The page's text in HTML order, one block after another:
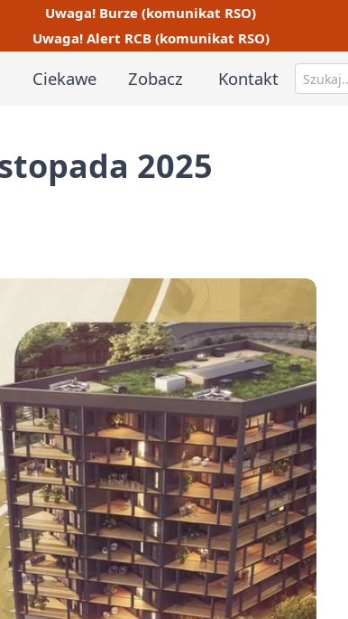
Uwaga! Burze (komunikat RSO)
Uwaga! Alert RCB (komunikat RSO)
Ciekawe Zobacz Kontakt
2025